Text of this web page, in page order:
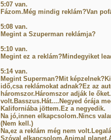
5:07 van.
Fázom.Még mindig reklám?Van
5:08 van.
Megint a Szuperman reklámja?
5:10 van.
Megint ez a reklám?Mindegyiket
5:14 van.
Megint Superman?Mit
idő,csa reklámokat adnak?Ez az
háromszor.Háromszor adják le
volt.Basszus.Hát....Negyed órája
Kaliforniába jöttem.Ez a negyedik.
Na jó,innen elkapcsolom.Nincs
(Nem kell.)
Na,ez a reklám még nem
Szóval elkapcsolom.Animal